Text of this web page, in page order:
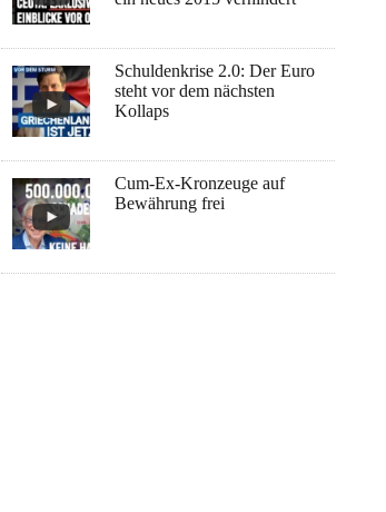
Schuldenkrise 2.0: Der Euro
steht vor dem nächsten
Kollaps
Cum-Ex-Kronzeuge auf
Bewährung frei